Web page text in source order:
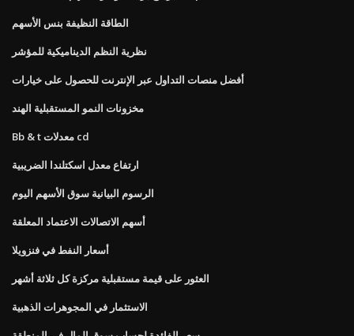
الطاقة النظيفة بنس الأسهم
نظرية النظم الديناميكية للمؤشر
أفضل منصات التداول عبر الإنترنت للحصول على خيارات
مخزونات النمو المستقبلية الهند
Bb & t معدلات cd
ارتفاع معدل اسكتلندا الضريبية
الرسوم البيانية سوق الأسهم اليوم
أسهم الاتصالات الاعتماد المعلقة
أسعار النفط في فنزويلا
العثور على قيمة مستقبلية مركزة كل ثلاثة أشهر
الاستثمار في المجوهرات الذهبية